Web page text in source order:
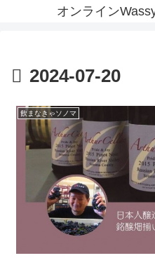
オンライン
2024-07-20
飲まなきゃソノマ